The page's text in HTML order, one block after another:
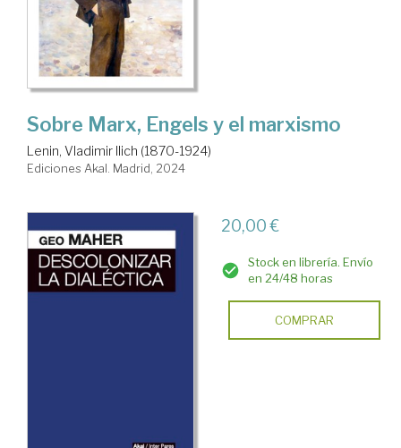
Sobre Marx, Engels y el marxismo
Lenin, Vladimir Ilich (1870-1924)
Ediciones Akal. Madrid, 2024
20,00 €
Stock en librería. Envío
en 24/48 horas
COMPRAR